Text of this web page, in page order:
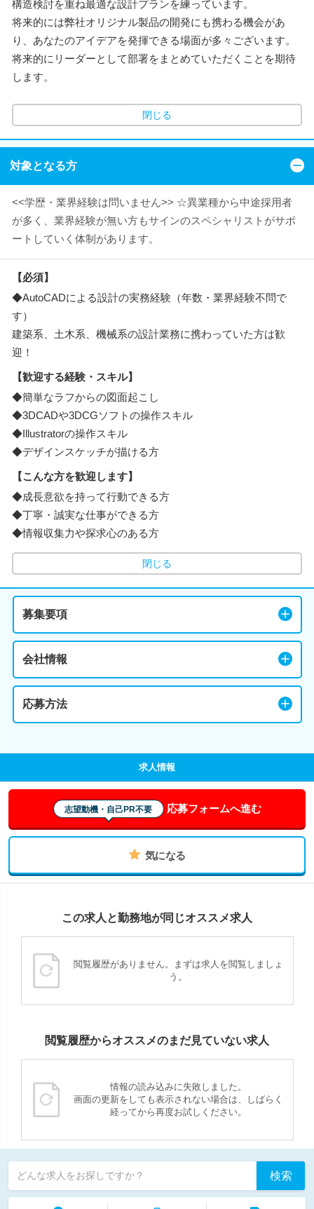
構造検討を重ね最適な設計プランを練っています。
将来的には弊社オリジナル製品の開発にも携わる機会があ
り、あなたのアイデアを発揮できる場面が多々ございます。
将来的にリーダーとして部署をまとめていただくことを期待
します。
閉じる
対象となる方
<<学歴・業界経験は問いません>> ☆異業種から中途採用者
が多く、業界経験が無い方もサインのスペシャリストがサポ
ートしていく体制があります。
【必須】
◆AutoCADによる設計の実務経験（年数・業界経験不問で
す）
建築系、土木系、機械系の設計業務に携わっていた方は歓
迎！
【歓迎する経験・スキル】
◆簡単なラフからの図面起こし
◆3DCADや3DCGソフトの操作スキル
◆Illustratorの操作スキル
◆デザインスケッチが描ける方
【こんな方を歓迎します】
◆成長意欲を持って行動できる方
◆丁寧・誠実な仕事ができる方
◆情報収集力や探求心のある方
閉じる
募集要項
会社情報
応募方法
求人情報
志望動機・自己PR不要 応募フォームへ進む
気になる
この求人と勤務地が同じオススメ求人
閲覧履歴がありません。まずは求人を閲覧しましょ
う。
閲覧履歴からオススメのまだ見ていない求人
情報の読み込みに失敗しました。
画面の更新をしても表示されない場合は、しばらく
経ってから再度お試しください。
どんな求人をお探しですか？ 検索